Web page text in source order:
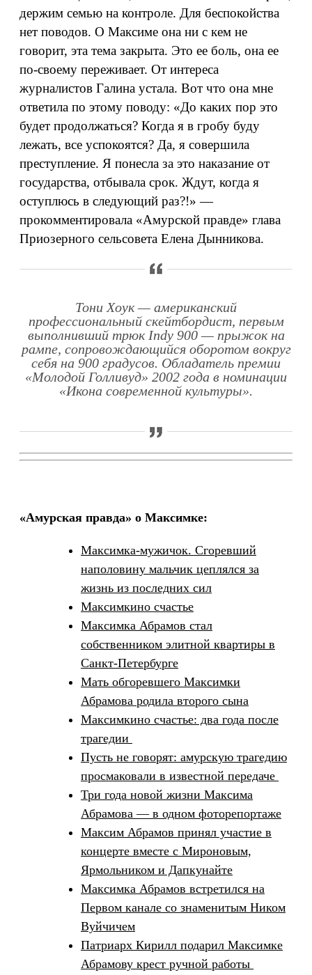
держим семью на контроле. Для беспокойства
нет поводов. О Максиме она ни с кем не
говорит, эта тема закрыта. Это ее боль, она ее
по-своему переживает. От интереса
журналистов Галина устала. Вот что она мне
ответила по этому поводу: «До каких пор это
будет продолжаться? Когда я в гробу буду
лежать, все успокоятся? Да, я совершила
преступление. Я понесла за это наказание от
государства, отбывала срок. Ждут, когда я
оступлюсь в следующий раз?!» —
прокомментировала «Амурской правде» глава
Приозерного сельсовета Елена Дынникова.
Тони Хоук — американский
профессиональный скейтбордист, первым
выполнивший трюк Indy 900 — прыжок на
рампе, сопровождающийся оборотом вокруг
себя на 900 градусов. Обладатель премии
«Молодой Голливуд» 2002 года в номинации
«Икона современной культуры».
«Амурская правда» о Максимке:
Максимка-мужичок. Сгоревший
наполовину мальчик цеплялся за
жизнь из последних сил
Максимкино счастье
Максимка Абрамов стал
собственником элитной квартиры в
Санкт-Петербурге
Мать обгоревшего Максимки
Абрамова родила второго сына
Максимкино счастье: два года после
трагедии
Пусть не говорят: амурскую трагедию
просмаковали в известной передаче
Три года новой жизни Максима
Абрамова — в одном фоторепортаже
Максим Абрамов принял участие в
концерте вместе с Мироновым,
Ярмольником и Дапкунайте
Максимка Абрамов встретился на
Первом канале со знаменитым Ником
Вуйчичем
Патриарх Кирилл подарил Максимке
Абрамову крест ручной работы